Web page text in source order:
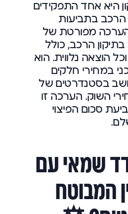
היא אחד התפקידים
בתביעות
הערכה מפורטת של
הרכב, כולל
הוצאה נלווית. הוא
במחירי חלקים
בסטנדרטים של
השוק. הערכה זו
סכום הפיצוי
שמאי עם
המבוטח